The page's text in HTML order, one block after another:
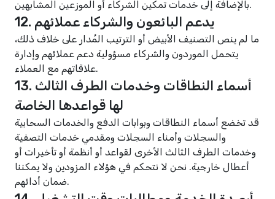
بالإضافة إلى خدمات تمكين الشركاء أو الموزعين المشابهين.
12. يدعم البائعون والشركاء عملائهم
ما لم ينص التصنيف الأبيض أو الترتيب المُدار على خلاف ذلك،
يتحمل الموردون والشركاء مسؤولية دعم عملائهم وإدارة
علاقاتهم مع العملاء.
13. أسماء النطاقات وخدمات الطرف الثالث
لها قواعدها الخاصة
قد تخضع أسماء النطاقات وبوابات الدفع والخدمات السحابية
والسجلات وأمناء السجلات ومقدمي خدمات التصفية
وخدمات الطرف الثالث الأخرى لقواعد أو أنظمة أو تأخيرات أو
أعطال خارجية. نحن لا نتحكم في هؤلاء المزودين ولا يمكننا
ضمان أدائهم.